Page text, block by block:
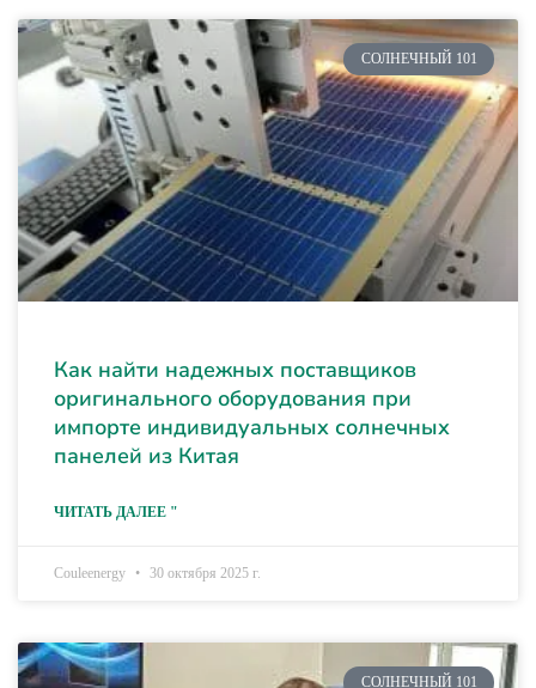
СОЛНЕЧНЫЙ 101
Как найти надежных поставщиков
оригинального оборудования при
импорте индивидуальных солнечных
панелей из Китая
ЧИТАТЬ ДАЛЕЕ "
Couleenergy 30 октября 2025 г.
СОЛНЕЧНЫЙ 101